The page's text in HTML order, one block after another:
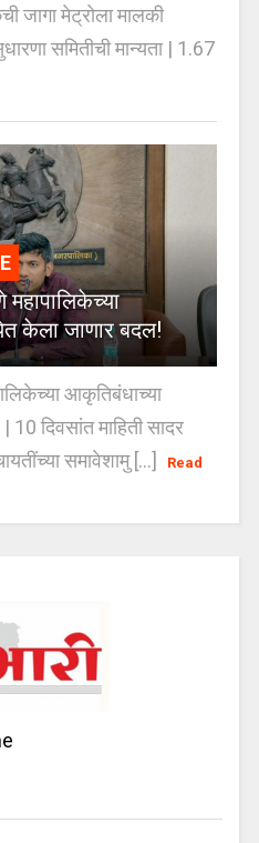
जागा मेट्रोला मालकी
समितीची मान्यता | 1.67
केला जाणार बदल!
आकृतिबंधाच्या
दिवसांत माहिती सादर
समावेशामु [...]
Read